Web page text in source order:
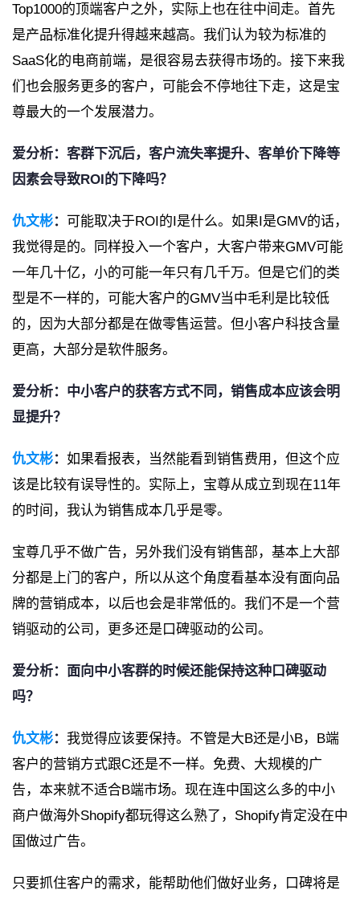
Top1000的顶端客户之外，实际上也在往中间走。首先
是产品标准化提升得越来越高。我们认为较为标准的
SaaS化的电商前端，是很容易去获得市场的。接下来我
们也会服务更多的客户，可能会不停地往下走，这是宝
尊最大的一个发展潜力。
爱分析：客群下沉后，客户流失率提升、客单价下降等
因素会导致ROI的下降吗？
仇文彬： 可能取决于ROI的I是什么。如果I是GMV的话，
我觉得是的。同样投入一个客户，大客户带来GMV可能
一年几十亿，小的可能一年只有几千万。但是它们的类
型是不一样的，可能大客户的GMV当中毛利是比较低
的，因为大部分都是在做零售运营。但小客户科技含量
更高，大部分是软件服务。
爱分析：中小客户的获客方式不同，销售成本应该会明
显提升？
仇文彬： 如果看报表，当然能看到销售费用，但这个应
该是比较有误导性的。实际上，宝尊从成立到现在11年
的时间，我认为销售成本几乎是零。
宝尊几乎不做广告，另外我们没有销售部，基本上大部
分都是上门的客户，所以从这个角度看基本没有面向品
牌的营销成本，以后也会是非常低的。我们不是一个营
销驱动的公司，更多还是口碑驱动的公司。
爱分析：面向中小客群的时候还能保持这种口碑驱动
吗？
仇文彬： 我觉得应该要保持。不管是大B还是小B，B端
客户的营销方式跟C还是不一样。免费、大规模的广
告，本来就不适合B端市场。现在连中国这么多的中小
商户做海外Shopify都玩得这么熟了，Shopify肯定没在中
国做过广告。
只要抓住客户的需求，能帮助他们做好业务，口碑将是